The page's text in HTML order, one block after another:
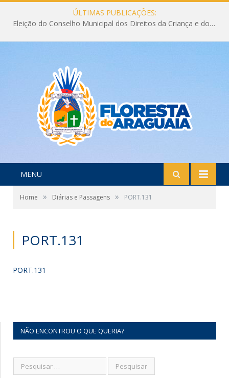
ÚLTIMAS PUBLICAÇÕES:
Eleição do Conselho Municipal dos Direitos da Criança e do Adolescente CMDCA 2026
MENU
Home » Diárias e Passagens » PORT.131
PORT.131
PORT.131
NÃO ENCONTROU O QUE QUERIA?